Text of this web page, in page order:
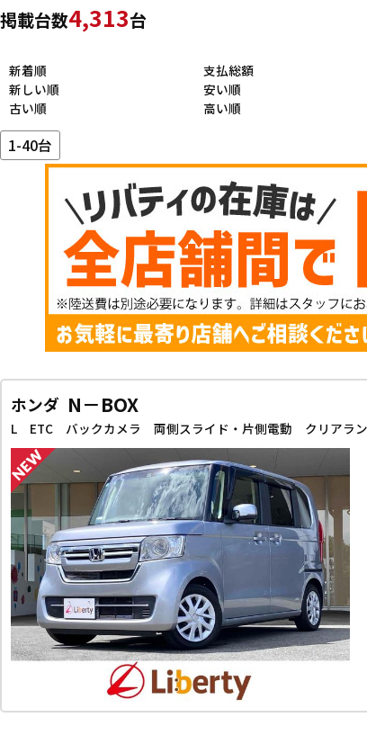
掲載台数4,313台
新着順
新しい順
古い順
支払総額
安い順
高い順
1-40台
ホンダ N－BOX